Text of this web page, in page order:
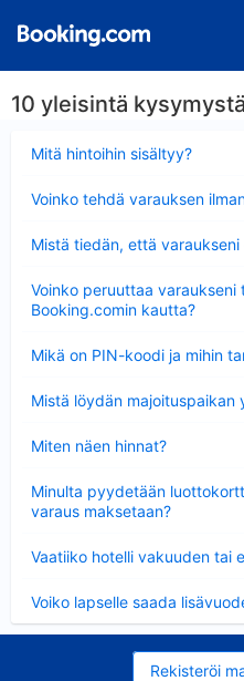
10 yleisintä kysymystä
Mitä hintoihin sisältyy?
Voinko tehdä varauksen
Mistä tiedän, että
Voinko peruuttaa varaukseni
Booking.comin kautta?
Mikä on PIN-koodi ja mihin
Mistä löydän majoituspaikan
Miten näen hinnat?
Minulta pyydetään
varaus maksetaan?
Vaatiiko hotelli vakuuden tai
Voiko lapselle saada
Rekisteröi